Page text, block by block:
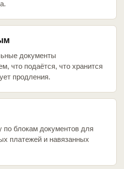
документы
что подаётся, что хранится
продления.
блокам документов для
платежей и навязанных